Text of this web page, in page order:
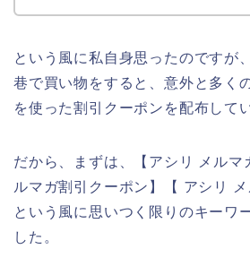
という風に私自身思ったのですが
巷で買い物をすると、意外と多く
を使った割引クーポンを配布して
だから、まずは、【アシリ メルマ
ルマガ割引クーポン】【 アシリ メ
という風に思いつく限りのキーワ
した。